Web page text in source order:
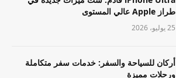
طراز Apple عالي المستوى
25 يوليو، 2026
أركان للسياحة والسفر: خدمات سفر متكاملة
ورحلات مميزة